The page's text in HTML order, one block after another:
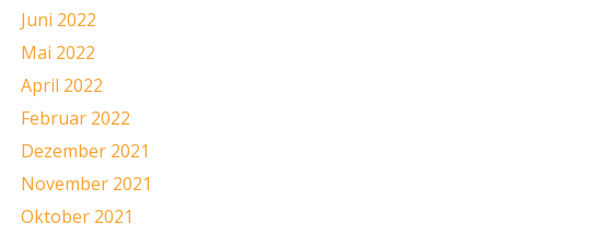
Juni 2022
Mai 2022
April 2022
Februar 2022
Dezember 2021
November 2021
Oktober 2021